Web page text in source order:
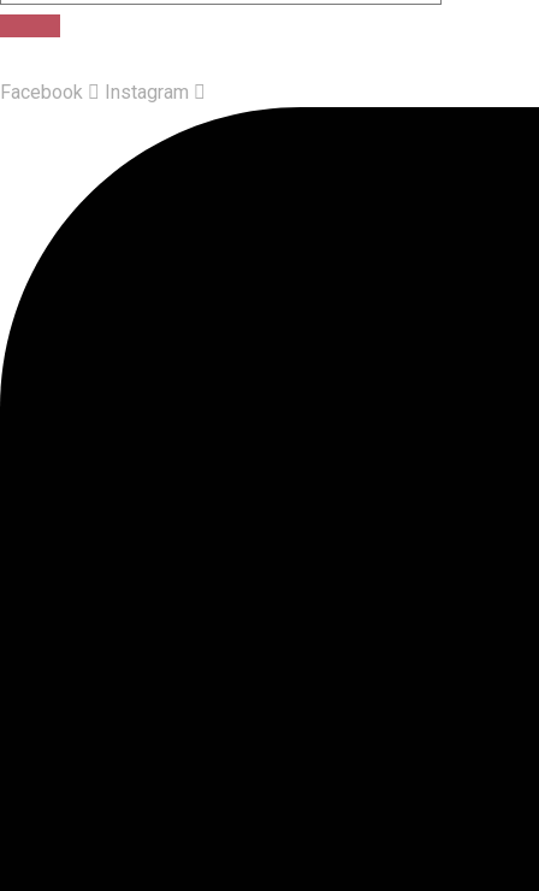
Facebook Instagram